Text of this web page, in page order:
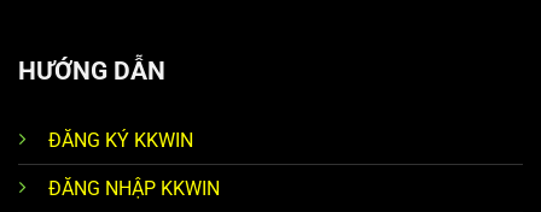
HƯỚNG DẪN
ĐĂNG KÝ KKWIN
ĐĂNG NHẬP KKWIN